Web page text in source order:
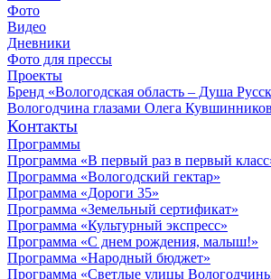
Фото
Видео
Дневники
Фото для прессы
Проекты
Бренд «Вологодская область – Душа
Вологодчина глазами Олега
Контакты
Программы
Программа «В первый раз в первый
Программа «Вологодский гектар»
Программа «Дороги 35»
Программа «Земельный сертификат»
Программа «Культурный экспресс»
Программа «С днем рождения, малыш!»
Программа «Народный бюджет»
Программа «Светлые улицы